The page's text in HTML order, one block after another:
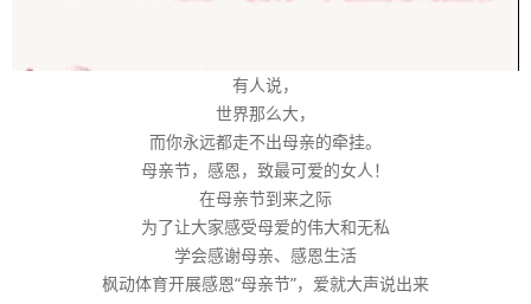
有人说，
世界那么大，
而你永远都走不出母亲的牵挂。
母亲节，感恩，致最可爱的女人！
在母亲节到来之际
为了让大家感受母爱的伟大和无私
学会感谢母亲、感恩生活
枫动体育开展感恩“母亲节”，爱就大声说出来